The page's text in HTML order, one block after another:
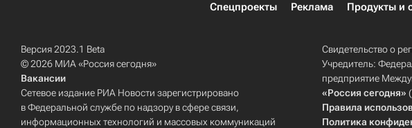
Спецпроекты
Реклама Продукты и
Версия 2023.1 Beta
© 2026 МИА «Россия сегодня»
Вакансии
Сетевое издание РИА Новости зарегистрировано
в Федеральной службе по надзору в сфере связи,
информационных технологий и массовых коммуникаций
Свидетельство о
Учредитель:
предприятие
«Россия сегодня»
Правила
Политика